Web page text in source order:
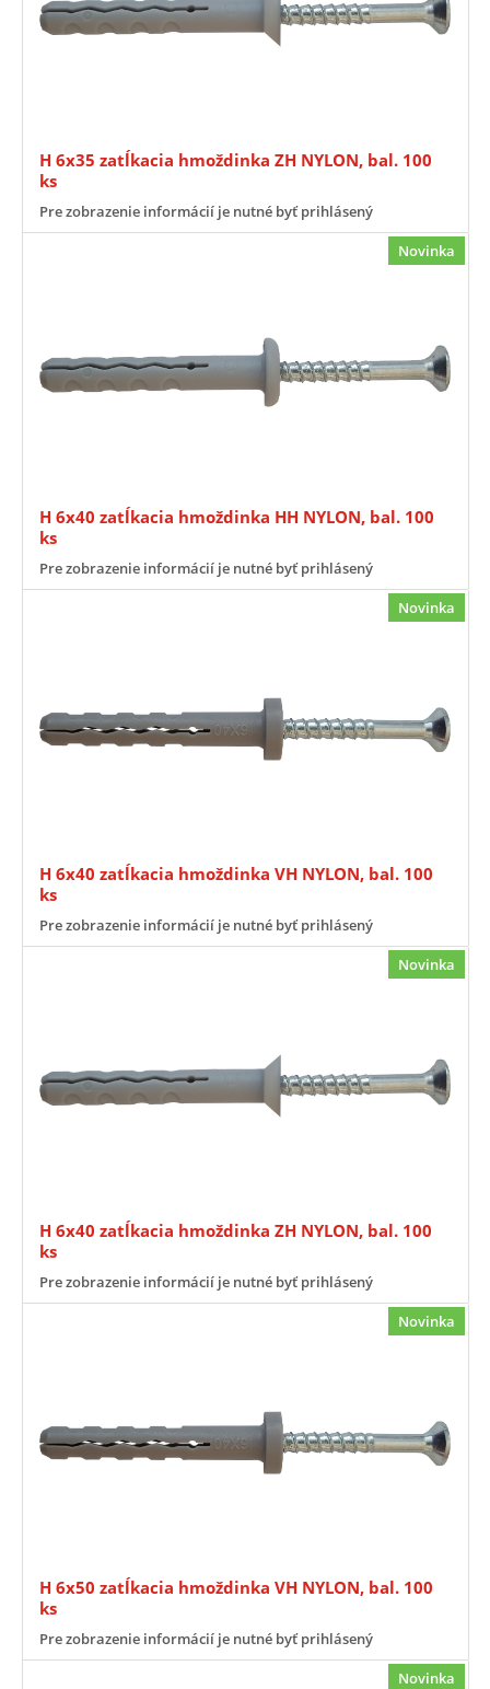
H 6x35 zatĺkacia hmoždinka ZH NYLON, bal. 100
ks
Pre zobrazenie informácií je nutné byť prihlásený
Novinka
H 6x40 zatĺkacia hmoždinka HH NYLON, bal. 100
ks
Pre zobrazenie informácií je nutné byť prihlásený
Novinka
H 6x40 zatĺkacia hmoždinka VH NYLON, bal. 100
ks
Pre zobrazenie informácií je nutné byť prihlásený
Novinka
H 6x40 zatĺkacia hmoždinka ZH NYLON, bal. 100
ks
Pre zobrazenie informácií je nutné byť prihlásený
Novinka
H 6x50 zatĺkacia hmoždinka VH NYLON, bal. 100
ks
Pre zobrazenie informácií je nutné byť prihlásený
Novinka